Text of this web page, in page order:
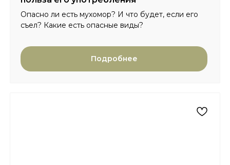
Опасно ли есть мухомор? И что будет, если его
съел? Какие есть опасные виды?
Подробнее